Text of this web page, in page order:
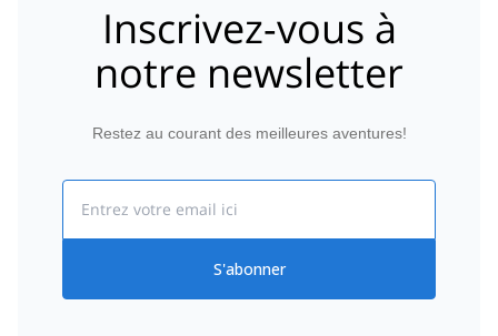
Inscrivez-vous à
notre newsletter
Restez au courant des meilleures aventures!
S'abonner